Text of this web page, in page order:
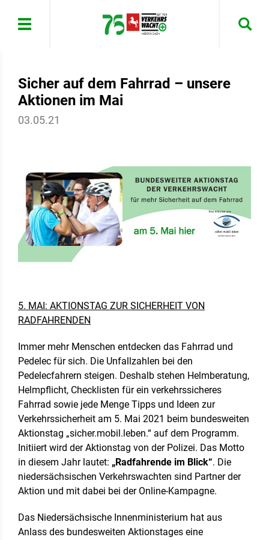
Sicher auf dem Fahrrad – unsere
Aktionen im Mai
03.05.21
5. MAI: AKTIONSTAG ZUR SICHERHEIT VON
RADFAHRENDEN
Immer mehr Menschen entdecken das Fahrrad und
Pedelec für sich. Die Unfallzahlen bei den
Pedelecfahrern steigen. Deshalb stehen Helmberatung,
Helmpflicht, Checklisten für ein verkehrssicheres
Fahrrad sowie jede Menge Tipps und Ideen zur
Verkehrssicherheit am 5. Mai 2021 beim bundesweiten
Aktionstag „sicher.mobil.leben.“ auf dem Programm.
Initiiert wird der Aktionstag von der Polizei. Das Motto
in diesem Jahr lautet: „Radfahrende im Blick“. Die
niedersächsischen Verkehrswachten sind Partner der
Aktion und mit dabei bei der Online-Kampagne.
Das Niedersächsische Innenministerium hat aus
Anlass des bundesweiten Aktionstages eine